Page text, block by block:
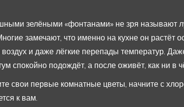
зелёными «фонтанами» не зря называют
замечают, что именно на кухне он растёт
и даже лёгкие перепады температур.
спокойно подождёт, а после оживёт, как ни в
свои первые комнатные цветы, начните с
к вам.